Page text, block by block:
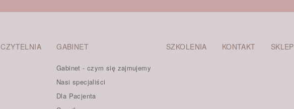
CZYTELNIA GABINET
Gabinet - czym się zajmujemy
Nasi specjaliści
Dla Pacjenta
SZKOLENIA KONTAKT SKLEP